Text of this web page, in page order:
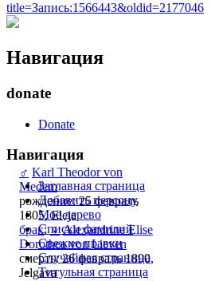
♂ Karl Theodor von
Medem
рождение: 25 февраль
1805, Eleja
брак:♀ Alexandrine Elise
Dorothea von Lieven
смерть: 26 февраль 1890,
Jelgava
title=Запись:1566443&oldid=2177046
Навигация
donate
Donate
Навигация
Заглавная страница
Добавить персону
Моё дерево
Списки фамилий
Свежие правки
Случайная страница
Титульная страница